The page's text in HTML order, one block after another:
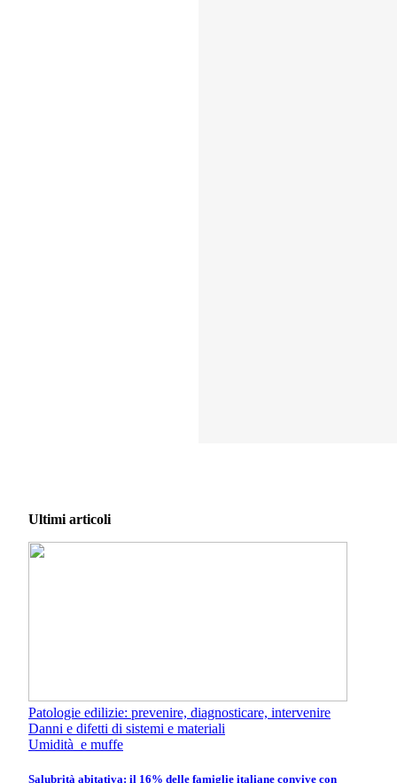
Ultimi articoli
Patologie edilizie: prevenire, diagnosticare, intervenire
Danni e difetti di sistemi e materiali
Umidità e muffe
Salubrità abitativa: il 16% delle famiglie italiane convive con